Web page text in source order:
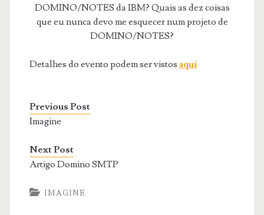
DOMINO/NOTES da IBM? Quais as dez coisas
que eu nunca devo me esquecer num projeto de
DOMINO/NOTES?
Detalhes do evento podem ser vistos aqui
Previous Post
Imagine
Next Post
Artigo Domino SMTP
IMAGINE